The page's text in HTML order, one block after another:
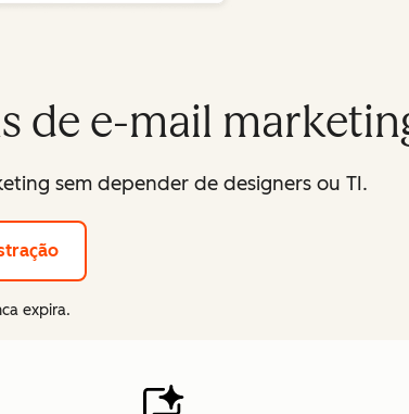
de e-mail
sem depender de designers ou TI.
expira.